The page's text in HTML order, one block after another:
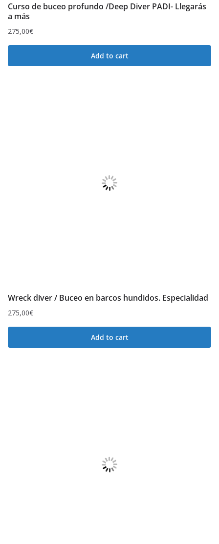
Curso de buceo profundo /Deep Diver PADI- Llegarás
a más
275,00€
Add to cart
Wreck diver / Buceo en barcos hundidos. Especialidad
275,00€
Add to cart